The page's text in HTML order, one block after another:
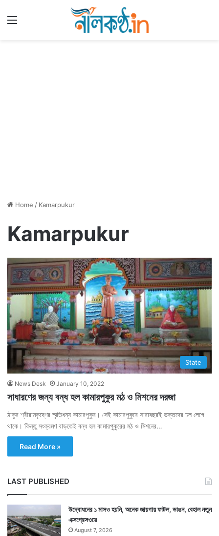
Home / Kamarpukur
Kamarpukur
State
News Desk January 10, 2022
সাধারণের জন্য বন্ধ হল কামারপুকুর মঠ ও মিশনের দরজা
ঠাকুর শ্রীরামকৃষ্ণের স্মৃতিধন্য কামারপুকুর। সেই কামারপুকুরে সারাবছরই ভক্তদের ঢল লেগে
থাকে। কিন্তু সংক্রমণ বাড়তেই বন্ধ হল কামারপুকুরের মঠ ও মিশনের…
Read More »
LAST PUBLISHED
উদ্বোধনের ১ মাসও হয়নি, অনেক জায়গায় ফাটল, ভাঙন, বেহাল নতুন
এক্সপ্রেসওয়ে
August 7, 2026